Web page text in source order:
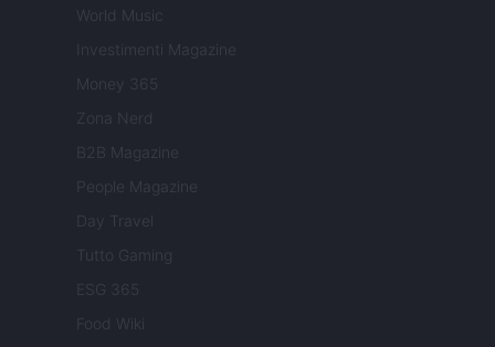
World Music
Investimenti Magazine
Money 365
Zona Nerd
B2B Magazine
People Magazine
Day Travel
Tutto Gaming
ESG 365
Food Wiki